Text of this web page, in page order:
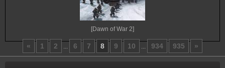
[Dawn of War 2]
« 1 2 ... 6 7 8 9 10 ... 934 935 »